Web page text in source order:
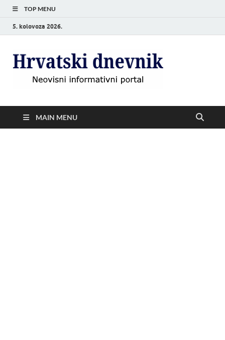
TOP MENU
5. kolovoza 2026.
MAIN MENU